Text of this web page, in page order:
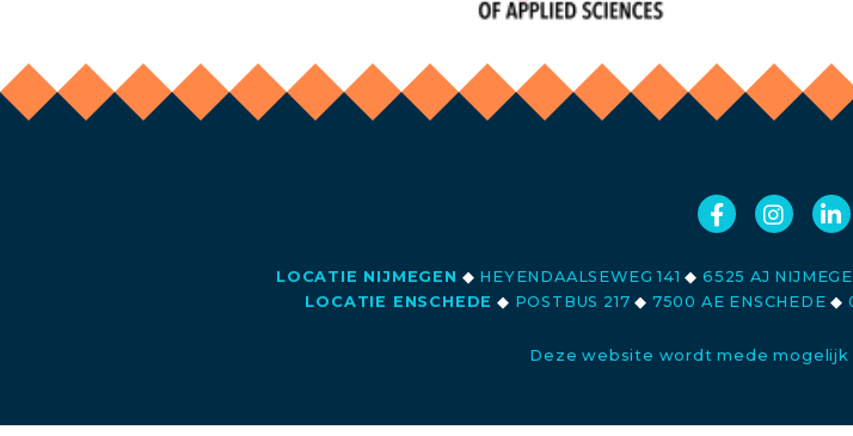
LOCATIE NIJMEGEN ◆ HEYENDAALSEWEG 141◆ 6525 AJ
LOCATIE ENSCHEDE ◆ POSTBUS 217◆ 7500 AE ENSCHEDE◆
Deze website wordt mede mogelijk